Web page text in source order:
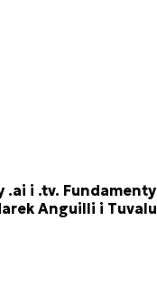
.ai i .tv. Fundamenty
Anguilli i Tuvalu